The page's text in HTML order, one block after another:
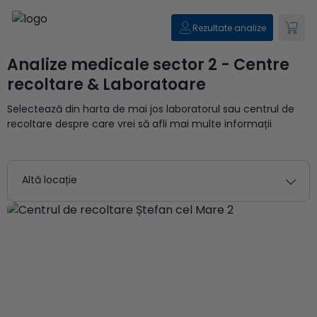
Rezultate analize
Analize medicale sector 2 - Centre
recoltare & Laboratoare
Selectează din harta de mai jos laboratorul sau centrul de
recoltare despre care vrei să afli mai multe informații
Altă locație